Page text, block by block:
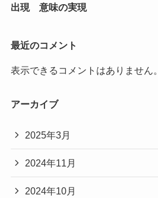
出現 意味の実現
最近のコメント
表示できるコメントはありません。
アーカイブ
2025年3月
2024年11月
2024年10月